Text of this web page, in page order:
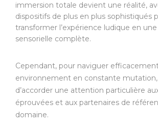
immersion totale devient une réalité,
dispositifs de plus en plus sophistiqués
transformer l’expérience ludique en
sensorielle complète.
Cependant, pour naviguer
environnement en constante
d’accorder une attention particulière
éprouvées et aux partenaires de
domaine.